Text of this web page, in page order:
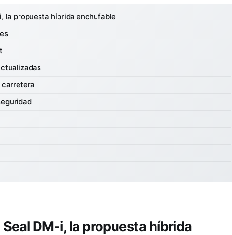
la propuesta híbrida enchufable
carretera
DM-i, la propuesta híbrida